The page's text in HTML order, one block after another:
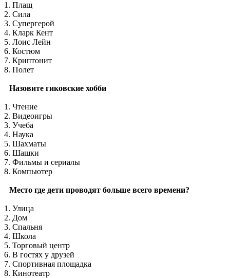
1. Плащ
2. Сила
3. Супергерой
4. Кларк Кент
5. Лоис Лейн
6. Костюм
7. Криптонит
8. Полет
Назовите гиковские хобби
1. Чтение
2. Видеоигры
3. Учеба
4. Наука
5. Шахматы
6. Шашки
7. Фильмы и сериалы
8. Компьютер
Место где дети проводят больше всего времени?
1. Улица
2. Дом
3. Спальня
4. Школа
5. Торговый центр
6. В гостях у друзей
7. Спортивная площадка
8. Кинотеатр